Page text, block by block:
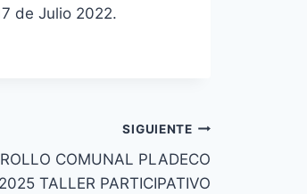
de Julio 2022.️
SIGUIENTE
COMUNAL PLADECO
TALLER PARTICIPATIVO